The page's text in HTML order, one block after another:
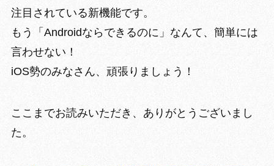
注目されている新機能です。
もう「Androidならできるのに」なんて、簡単には
言わせない！
iOS勢のみなさん、頑張りましょう！
ここまでお読みいただき、ありがとうございまし
た。